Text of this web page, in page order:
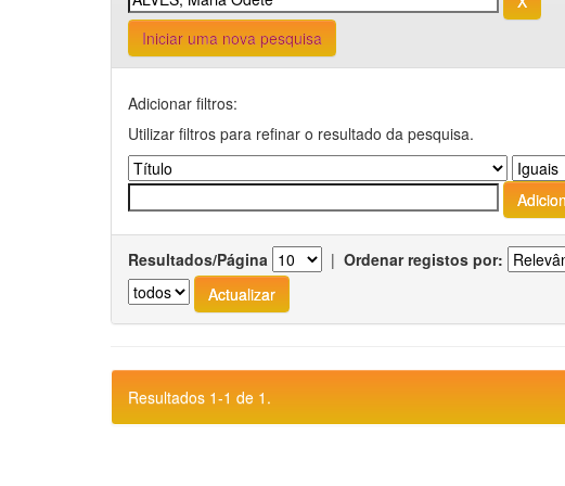
Iniciar uma nova pesquisa
Adicionar filtros:
Utilizar filtros para refinar o resultado da pesquisa.
Resultados/Página | Ordenar registos por:
Resultados 1-1 de 1.